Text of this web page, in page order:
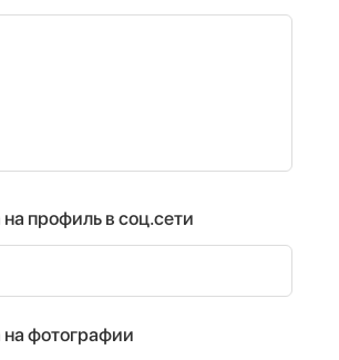
профиль в соц.сети
фотографии